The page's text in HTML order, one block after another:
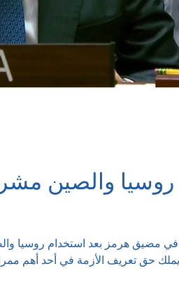
والصين
مضيق هرمز بعد استخدام روسيا
حق تعريف الأزمة في أحد أهم